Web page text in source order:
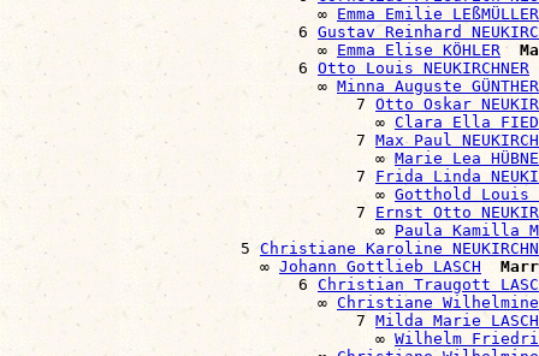
                                ∞
Emma Emilie LEßMÜLLER
                              6
Gustav Reinhard
                                ∞
Emma Elise KÖHLER
                              6
Otto Louis NEUKIRCHNER
                                ∞
Minna Auguste GÜNTHER
                                    7
Otto Oskar
                                      ∞
Clara Ella
                                    7
Max Paul
                                      ∞
Marie Lea
                                    7
Frida Linda
                                      ∞
Gotthold Louis
                                    7
Ernst Otto
                                      ∞
Paula Kamilla
                        5
Christiane Karoline
                          ∞
Johann Gottlieb LASCH
                              6
Christian Traugott
                                ∞
Christiane Wilhelmine
                                    7
Milda Marie LASCH
                                      ∞
Wilhelm